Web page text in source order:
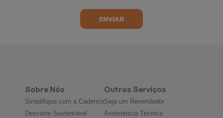
Sobre Nós
Simplifique com a Cadence
Descarte Sustentável
Outros Serviços
Seja um Revendedor
Assistencia Técnica